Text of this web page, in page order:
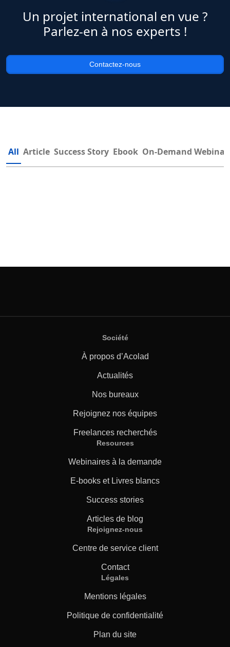
Un projet international en vue ?
Parlez-en à nos experts !
Contactez-nous
All Article Success Story Ebook On-Demand Webinar
Société
À propos d’Acolad
Actualités
Nos bureaux
Rejoignez nos équipes
Freelances recherchés
Resources
Webinaires à la demande
E-books et Livres blancs
Success stories
Articles de blog
Rejoignez-nous
Centre de service client
Contact
Légales
Mentions légales
Politique de confidentialité
Plan du site